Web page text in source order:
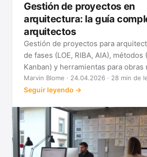
Gestión de proyectos en
arquitectura: la guía
arquitectos
Gestión de proyectos para
de fases (LOE, RIBA, AIA), métodos
Kanban) y herramientas para obras
previsibles.
Marvin Blome · 24.04.2026 · 28 min de
Seguir leyendo →